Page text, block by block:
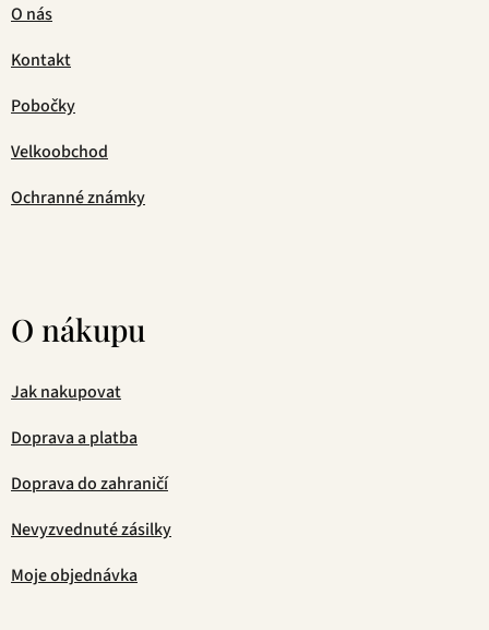
O nás
Kontakt
Pobočky
Velkoobchod
Ochranné známky
O nákupu
Jak nakupovat
Doprava a platba
Doprava do zahraničí
Nevyzvednuté zásilky
Moje objednávka